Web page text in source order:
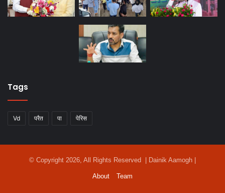
Tags
Vd परैत पा पेरिस
© Copyright 2026, All Rights Reserved | Dainik Aamogh |
About Team